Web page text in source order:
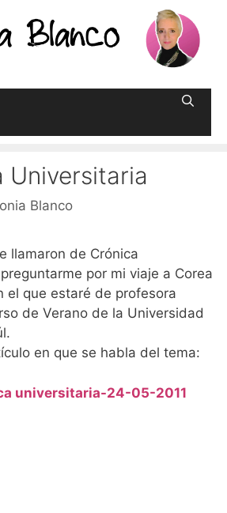
Universitaria
Blanco
llamaron de Crónica
por mi viaje a Corea
el que estaré de profesora
de Verano de la Universidad
en que se habla del tema:
universitaria-24-05-2011